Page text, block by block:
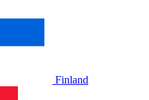
Finland